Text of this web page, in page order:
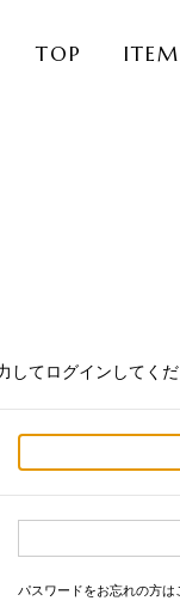
TOP ITEM
してログインしてくだ
パスワードをお忘れの方は